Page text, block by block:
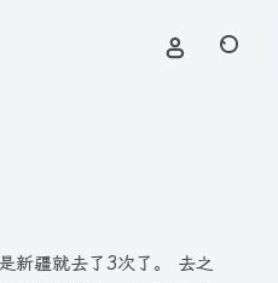
新疆就去了3次了。 去之